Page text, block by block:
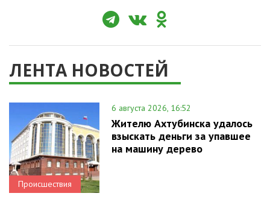
ЛЕНТА НОВОСТЕЙ
Происшествия
6 августа 2026, 16:52
Жителю Ахтубинска удалось
взыскать деньги за упавшее
на машину дерево